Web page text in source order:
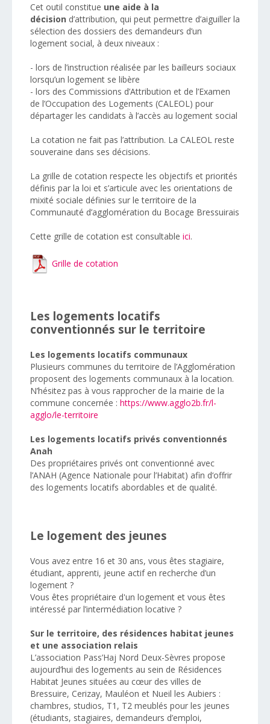
Cet outil constitue une aide à la
décision d’attribution, qui peut permettre d’aiguiller la
sélection des dossiers des demandeurs d’un
logement social, à deux niveaux :
- lors de l’instruction réalisée par les bailleurs sociaux
lorsqu’un logement se libère
- lors des Commissions d’Attribution et de l’Examen
de l’Occupation des Logements (CALEOL) pour
départager les candidats à l’accès au logement social
La cotation ne fait pas l’attribution. La CALEOL reste
souveraine dans ses décisions.
La grille de cotation respecte les objectifs et priorités
définis par la loi et s’articule avec les orientations de
mixité sociale définies sur le territoire de la
Communauté d’agglomération du Bocage Bressuirais
Cette grille de cotation est consultable ici.
Grille de cotation
Les logements locatifs
conventionnés sur le territoire
Les logements locatifs communaux
Plusieurs communes du territoire de l’Agglomération
proposent des logements communaux à la location.
N’hésitez pas à vous rapprocher de la mairie de la
commune concernée : https://www.agglo2b.fr/l-
agglo/le-territoire
Les logements locatifs privés conventionnés
Anah
Des propriétaires privés ont conventionné avec
l’ANAH (Agence Nationale pour l’Habitat) afin d‘offrir
des logements locatifs abordables et de qualité.
Le logement des jeunes
Vous avez entre 16 et 30 ans, vous êtes stagiaire,
étudiant, apprenti, jeune actif en recherche d’un
logement ?
Vous êtes propriétaire d'un logement et vous êtes
intéressé par l’intermédiation locative ?
Sur le territoire, des résidences habitat jeunes
et une association relais
L’association Pass’Haj Nord Deux-Sèvres propose
aujourd’hui des logements au sein de Résidences
Habitat Jeunes situées au cœur des villes de
Bressuire, Cerizay, Mauléon et Nueil les Aubiers :
chambres, studios, T1, T2 meublés pour les jeunes
(étudiants, stagiaires, demandeurs d’emploi,